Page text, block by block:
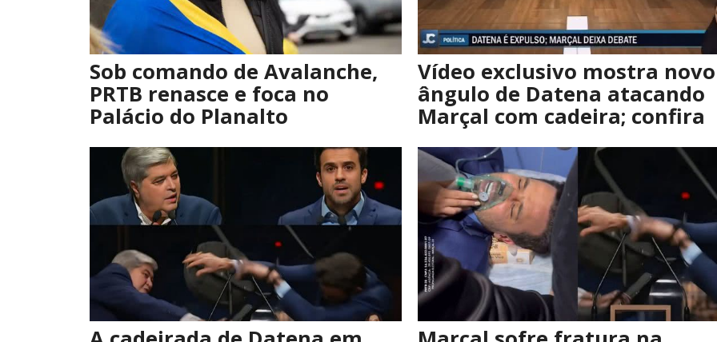
Sob comando de Avalanche,
PRTB renasce e foca no
Palácio do Planalto
Vídeo exclusivo mostra novo
ângulo de Datena atacando
Marçal com cadeira; confira